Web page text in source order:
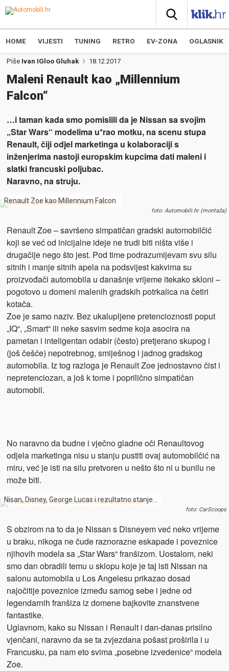
HOME VIJESTI TUNING RETRO EV-ZONA OGLASNIK
Piše Ivan IGloo Gluhak 18.12.2017
Maleni Renault kao „Millennium
Falcon“
…i taman kada smo pomislili da je Nissan sa svojim
„Star Wars“ modelima u*rao motku, na scenu stupa
Renault, čiji odjel marketinga u kolaboraciji s
inženjerima nastoji europskim kupcima dati maleni i
slatki francuski poljubac.
Naravno, na struju.
Renault Zoe kao Millennium Falcon.
foto: Automobili.hr (montaža)
Renault Zoe – savršeno simpatičan gradski automobilčić
koji se već od inicijalne ideje ne trudi biti ništa više i
drugačije nego što jest. Pod time podrazumijevam svu silu
sitnih i manje sitnih apela na podsvijest kakvima su
proizvođači automobila u današnje vrijeme itekako skloni –
pogotovo u domeni malenih gradskih potrkalica na četiri
kotača.
Zoe je samo naziv. Bez ukalupljene pretencioznosti poput
„IQ“, „Smart“ ili neke sasvim sedme koja asocira na
pametan i inteligentan odabir (često) pretjerano skupog i
(još češće) nepotrebnog, smiješnog i jadnog gradskog
automobila. Iz tog razloga je Renault Zoe jednostavno čist i
nepretenciozan, a još k tome i poprilično simpatičan
automobil.
No naravno da budne i vječno gladne oči Renaultovog
odjela marketinga nisu u stanju pustiti ovaj automobilčić na
miru, već je isti na silu pretvoren u nešto što ni u bunilu ne
može biti.
Nisan, Disney, George Lucas i rezultatno stanje…
foto: CarScoops
S obzirom na to da je Nissan s Disneyem već neko vrijeme
u braku, nikoga ne čude raznorazne eskapade i poveznice
njihovih modela sa „Star Wars“ franšizom. Uostalom, neki
smo dan obradili temu u sklopu koje je taj isti Nissan na
salonu automobila u Los Angelesu prikazao dosad
najočitije poveznice između samog sebe i jedne od
legendarnih franšiza iz domene bajkovite znanstvene
fantastike.
Uglavnom, kako su Nissan i Renault i dan-danas prisilno
vjenčani, naravno da se ta zvjezdana pošast proširila i u
Francusku, pa nam eto svima „posebne izvedenice“ modela
Zoe.